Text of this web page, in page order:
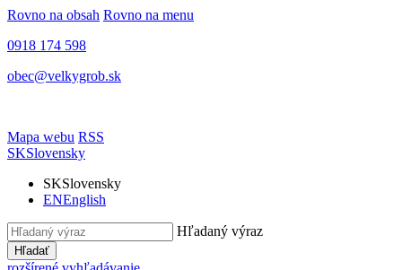
Rovno na obsah Rovno na menu
0918 174 598
obec@velkygrob.sk
Mapa webu RSS
SKSlovensky
SKSlovensky
ENEnglish
Hľadaný výraz
Hľadať